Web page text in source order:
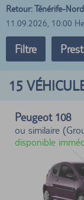
Retour: Ténérife-
11.09.2026, 10:00
Filtre
15
Peugeot 108
ou similaire
disponible